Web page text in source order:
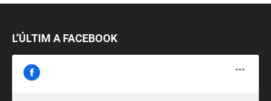
L’ÚLTIM A FACEBOOK